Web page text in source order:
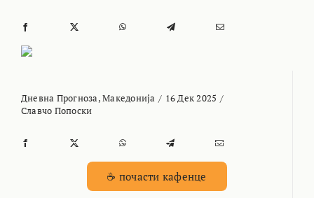
Дневна Прогноза,Македонија / 16 Дек 2025 /
Славчо Попоски
☕ почасти кафенце